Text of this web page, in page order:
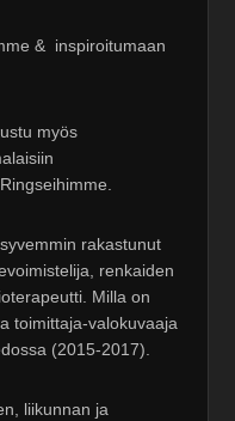
& inspiroitumaan
myös
rakastunut
renkaiden
Milla on
toimittaja-valokuvaaja
(2015-2017).
liikunnan ja